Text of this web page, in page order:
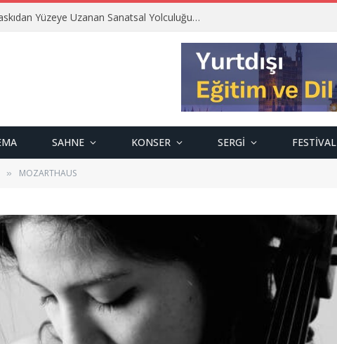
Yüzeye Uzanan Sanatsal Yolculuğu…
SAHNE KONSER SERGI FESTIVAL
» MOZARTHAUS